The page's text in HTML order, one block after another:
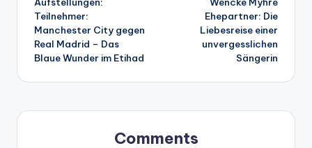
navigation
Teilnehmer:
Manchester City gegen
Real Madrid – Das
Blaue Wunder im Etihad
Ehepartner: Die
Liebesreise einer
unvergesslichen
Sängerin
Comments